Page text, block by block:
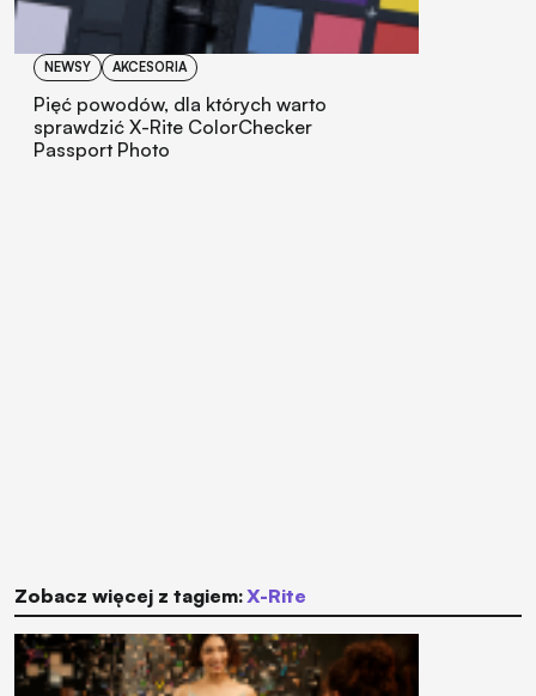
NEWSY AKCESORIA
Pięć powodów, dla których warto
sprawdzić X-Rite ColorChecker
Passport Photo
Zobacz więcej z tagiem: X-Rite